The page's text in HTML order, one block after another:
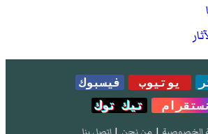
يوتيوب
فيسبوك
تيك توك